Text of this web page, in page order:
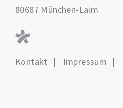
80687 München-Laim
Kontakt Impressum